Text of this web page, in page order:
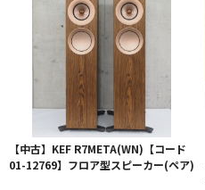
【中古】KEF R7META(WN)【コード
01-12769】フロア型スピーカー(ペア)